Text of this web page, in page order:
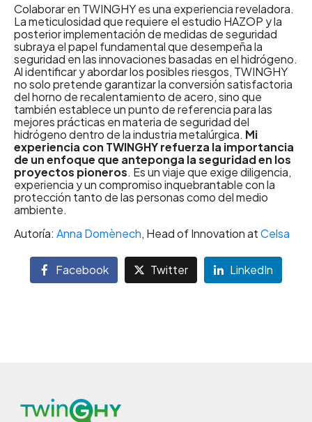
Colaborar en TWINGHY es una experiencia reveladora.
La meticulosidad que requiere el estudio HAZOP y la
posterior implementación de medidas de seguridad
subraya el papel fundamental que desempeña la
seguridad en las innovaciones basadas en el hidrógeno.
Al identificar y abordar los posibles riesgos, TWINGHY
no solo pretende garantizar la conversión satisfactoria
del horno de recalentamiento de acero, sino que
también establece un punto de referencia para las
mejores prácticas en materia de seguridad del
hidrógeno dentro de la industria metalúrgica. Mi
experiencia con TWINGHY refuerza la importancia
de un enfoque que anteponga la seguridad en los
proyectos pioneros. Es un viaje que exige diligencia,
experiencia y un compromiso inquebrantable con la
protección tanto de las personas como del medio
ambiente.
Autoría: Anna Domènech, Head of Innovation atCelsa
Facebook Twitter LinkedIn